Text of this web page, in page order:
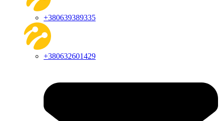
+380639389335
+380632601429